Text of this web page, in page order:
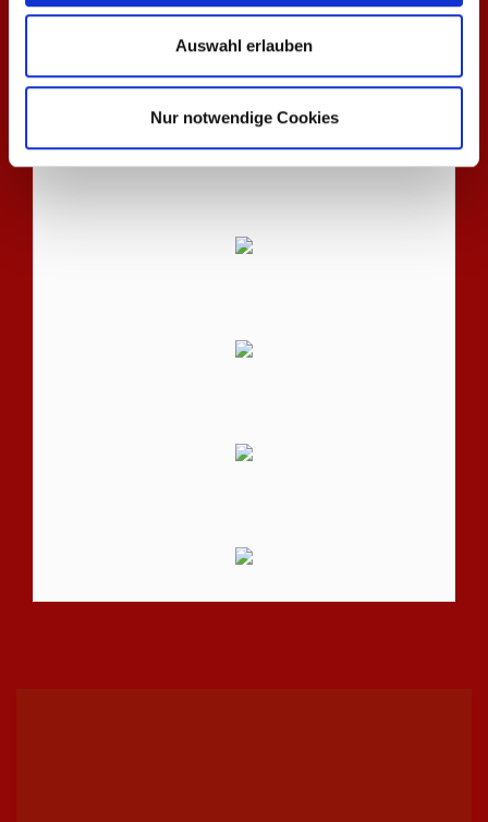
Auswahl erlauben
Nur notwendige Cookies
Ihr schneller Kontakt:
Telefon: 09871-317